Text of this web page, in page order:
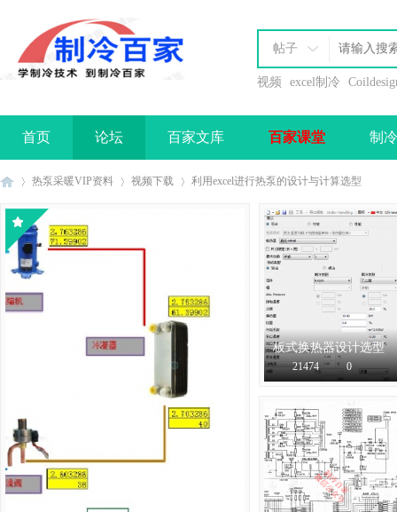
帖子
视频 excel制冷
首页 论坛 百家文库 百家课堂 制
办理会员
制
热泵采暖VIP资料 视频下载 利用excel进行热泵的设计与计算选型
板式换热器设计选型
软件下载
21474 0